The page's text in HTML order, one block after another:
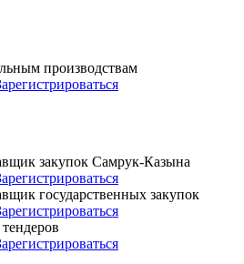
производствам
закупок Самрук-Казына
государственных закупок